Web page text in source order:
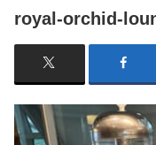
royal-orchid-